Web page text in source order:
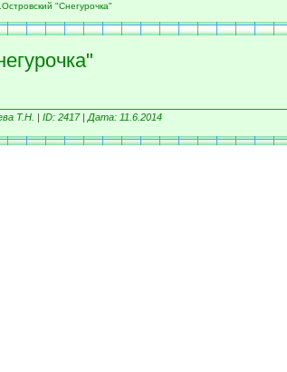
"Снегурочка"
Т.Н. | ID: 2417 | Дата: 11.6.2014